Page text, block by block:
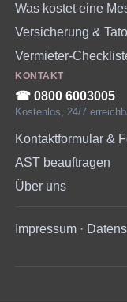
Was kostet eine
Versicherung &
Vermieter-
KONTAKT
☎︎ 0800 6003005
Kostenlos, 24/7
Kontaktformular &
AST beauftragen
Über uns
Impressum ·